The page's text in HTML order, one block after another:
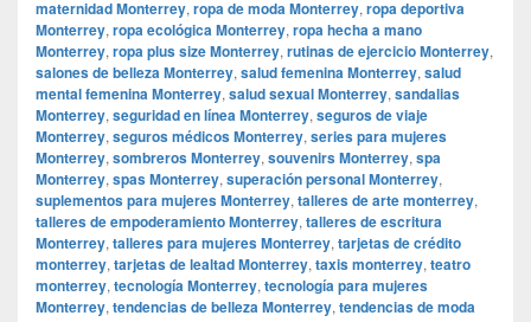
maternidad Monterrey, ropa de moda Monterrey, ropa deportiva
Monterrey, ropa ecológica Monterrey, ropa hecha a mano
Monterrey, ropa plus size Monterrey, rutinas de ejercicio Monterrey,
salones de belleza Monterrey, salud femenina Monterrey, salud
mental femenina Monterrey, salud sexual Monterrey, sandalias
Monterrey, seguridad en línea Monterrey, seguros de viaje
Monterrey, seguros médicos Monterrey, series para mujeres
Monterrey, sombreros Monterrey, souvenirs Monterrey, spa
Monterrey, spas Monterrey, superación personal Monterrey,
suplementos para mujeres Monterrey, talleres de arte monterrey,
talleres de empoderamiento Monterrey, talleres de escritura
Monterrey, talleres para mujeres Monterrey, tarjetas de crédito
monterrey, tarjetas de lealtad Monterrey, taxis monterrey, teatro
monterrey, tecnología Monterrey, tecnología para mujeres
Monterrey, tendencias de belleza Monterrey, tendencias de moda